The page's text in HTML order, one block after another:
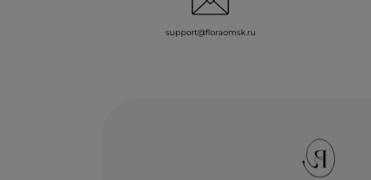
support@floraomsk.ru